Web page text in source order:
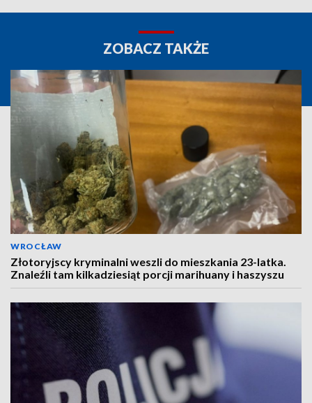
ZOBACZ TAKŻE
WROCŁAW
Złotoryjscy kryminalni weszli do mieszkania 23-latka.
Znaleźli tam kilkadziesiąt porcji marihuany i haszyszu